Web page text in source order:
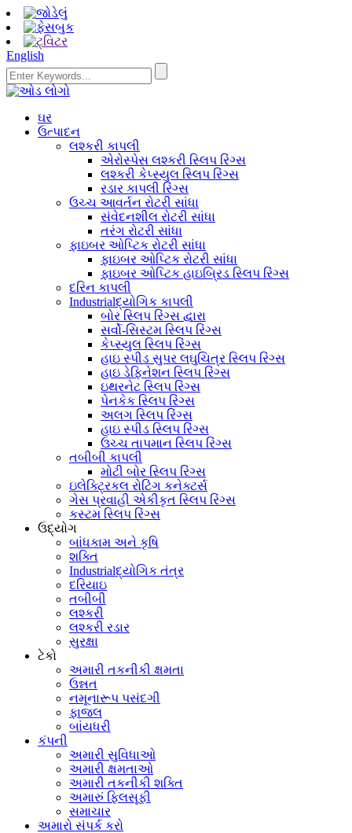
English
ઘર
ઉત્પાદન
લશ્કરી કાપલી
એરોસ્પેસ લશ્કરી સ્લિપ રિંગ્સ
લશ્કરી કેપ્સ્યુલ સ્લિપ રિંગ્સ
રડાર કાપલી રિંગ્સ
ઉચ્ચ આવર્તન રોટરી સાંધા
સંવેદનશીલ રોટરી સાંધા
તરંગ રોટરી સાંધા
ફાઇબર ઓપ્ટિક રોટરી સાંધા
ફાઇબર ઓપ્ટિક રોટરી સાંધા
ફાઇબર ઓપ્ટિક હાઇબ્રિડ સ્લિપ રિંગ્સ
દરિન કાપલી
Industrialદ્યોગિક કાપલી
બોર સ્લિપ રિંગ્સ દ્વારા
સર્વો-સિસ્ટમ સ્લિપ રિંગ્સ
કેપ્સ્યુલ સ્લિપ રિંગ્સ
હાઇ સ્પીડ સુપર લઘુચિત્ર સ્લિપ રિંગ્સ
હાઇ ડેફિનેશન સ્લિપ રિંગ્સ
ઇથરનેટ સ્લિપ રિંગ્સ
પેનકેક સ્લિપ રિંગ્સ
અલગ સ્લિપ રિંગ્સ
હાઇ સ્પીડ સ્લિપ રિંગ્સ
ઉચ્ચ તાપમાન સ્લિપ રિંગ્સ
તબીબી કાપલી
મોટી બોર સ્લિપ રિંગ્સ
ઇલેક્ટ્રિકલ રોટિંગ કનેક્ટર્સ
ગેસ પ્રવાહી એકીકૃત સ્લિપ રિંગ્સ
કસ્ટમ સ્લિપ રિંગ્સ
ઉદ્યોગ
બાંધકામ અને કૃષિ
શક્તિ
Industrialદ્યોગિક તંત્ર
દરિયાઇ
તબીબી
લશ્કરી
લશ્કરી રડાર
સુરક્ષા
ટેકો
અમારી તકનીકી ક્ષમતા
ઉન્નત
નમૂનારૂપ પસંદગી
ફાજલ
બાંયધરી
કંપની
અમારી સુવિધાઓ
અમારી ક્ષમતાઓ
અમારી તકનીકી શક્તિ
અમારું ફિલસૂફી
સમાચાર
અમારો સંપર્ક કરો